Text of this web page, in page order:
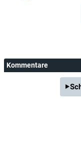
Kommentare